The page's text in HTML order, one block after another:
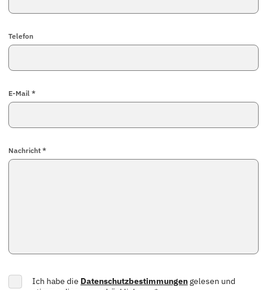
Telefon
E-Mail *
Nachricht *
Ich habe die Datenschutzbestimmungen gelesen und